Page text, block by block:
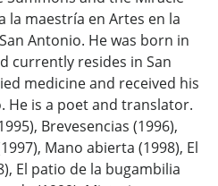
la maestría en Artes en la
Antonio. He was born in
currently resides in San
medicine and received his
He is a poet and translator.
Brevesencias (1996),
Mano abierta (1998), El
El patio de la bugambilia